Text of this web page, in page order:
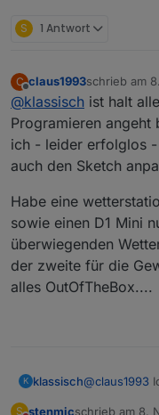
S 1 Antwort
C
Offline
claus1993schrieb am
zuletzt
@klassisch ist halt
Programieren angeht
ich - leider erfolglos -
auch den Sketch
Habe eine
sowie einen D1 Mini
überwiegenden
der zweite für die
alles OutOfTheBox....
K klassisch@claus1993
S stenmicschrieb am 8.